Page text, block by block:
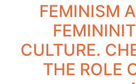
FEMINISM
CULTURE.
THE ROLE